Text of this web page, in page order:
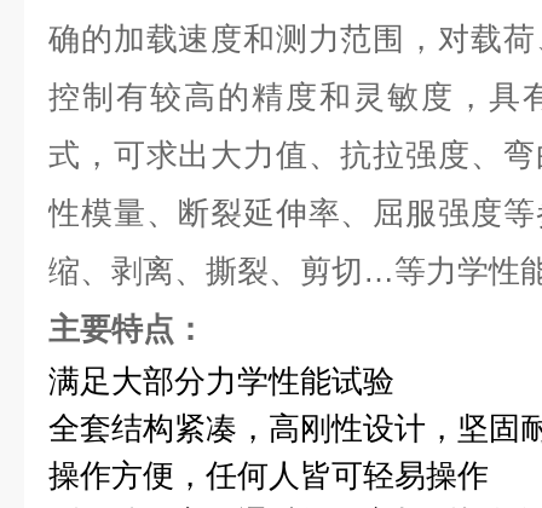
确的加载速度和测力范围，对载
控制有较高的精度和灵敏度，具
式，可求出大力值、抗拉强度、
性模量、断裂延伸率、屈服强度
缩、剥离、撕裂、剪切…等力学性
主要特点：
满足大部分力学性能试验
全套结构紧凑，高刚性设计，坚固
操作方便，任何人皆可轻易操作